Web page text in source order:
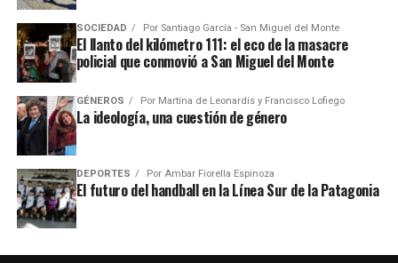
SOCIEDAD Por Santiago García - San Miguel del Monte
El llanto del kilómetro 111: el eco de la masacre
policial que conmovió a San Miguel del Monte
GÉNEROS Por Martína de Leonardis y Francisco Lofiego
La ideología, una cuestión de género
DEPORTES Por Ambar Fiorella Espinoza
El futuro del handball en la Línea Sur de la Patagonia